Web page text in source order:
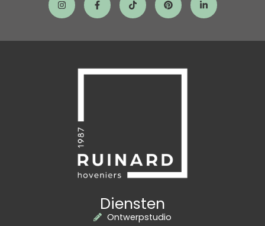
Diensten
Ontwerpstudio